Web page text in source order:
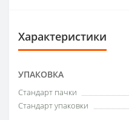
Характеристики
УПАКОВКА
Стандарт пачки
Стандарт упаковки